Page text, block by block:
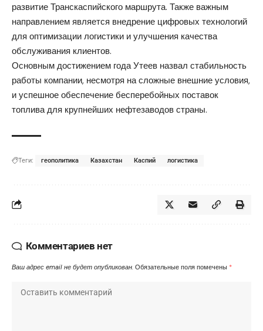
развитие Транскаспийского маршрута. Также важным
направлением является внедрение цифровых технологий
для оптимизации логистики и улучшения качества
обслуживания клиентов.
Основным достижением года Утеев назвал стабильность
работы компании, несмотря на сложные внешние условия,
и успешное обеспечение бесперебойных поставок
топлива для крупнейших нефтезаводов страны.
Теги: геополитика Казахстан Каспий логистика
Комментариев нет
Ваш адрес email не будет опубликован. Обязательные поля помечены *